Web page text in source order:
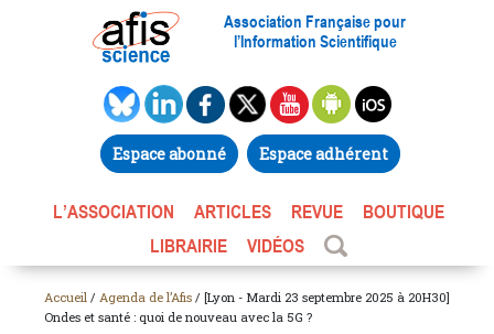
Association Française pour
l’Information Scientifique
Espace abonné Espace adhérent
L’ASSOCIATION ARTICLES REVUE
BOUTIQUE
LIBRAIRIE
VIDÉOS
Accueil / Agenda de l’Afis / [Lyon - Mardi 23 septembre 2025 à 20H30]
Ondes et santé : quoi de nouveau avec la 5G ?